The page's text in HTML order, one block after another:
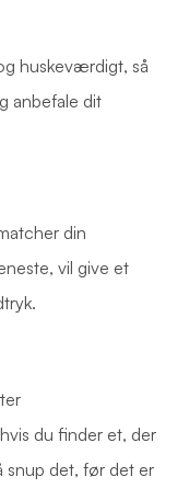
huskeværdigt, så
anbefale dit
din
vil give et
du finder et, der
snup det, før det er